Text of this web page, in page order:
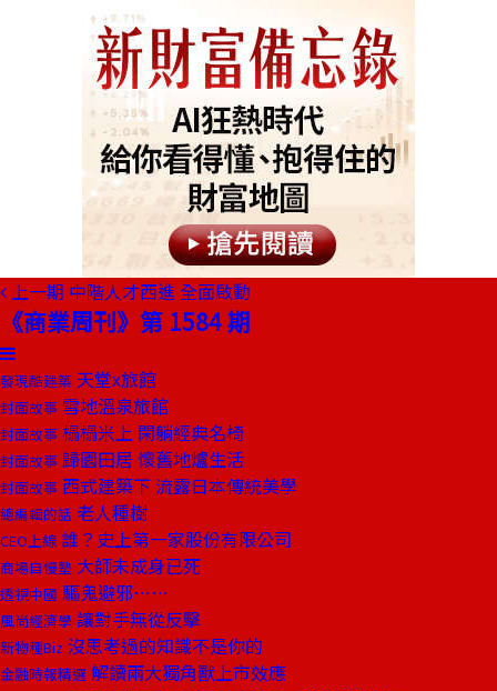
上一期 中階人才西進 全面啟動
《商業周刊》第 1584 期
發現酷建築 天堂x旅館
封面故事 雪地溫泉旅館
封面故事 榻榻米上 閑躺經典名椅
封面故事 歸園田居 懷舊地爐生活
封面故事 西式建築下 流露日本傳統美學
總編輯的話 老人種樹
CEO上線 誰？史上第一家股份有限公司
商場自慢塾 大師未成身已死
透視中國 驅鬼避邪……
風尚經濟學 讓對手無從反擊
新物種Biz 沒思考過的知識不是你的
金融時報精選 解讀兩大獨角獸上市效應